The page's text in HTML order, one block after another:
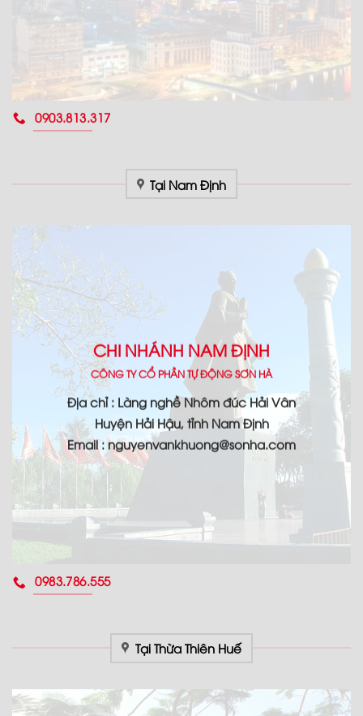
0903.813.317
Tại Nam Định
CHI NHÁNH NAM ĐỊNH
CÔNG TY CỔ PHẦN TỰ ĐỘNG SƠN HÀ
Địa chỉ : Làng nghề Nhôm đúc Hải Vân
Huyện Hải Hậu, tỉnh Nam Định
Email : nguyenvankhuong@sonha.com
0983.786.555
Tại Thừa Thiên Huế